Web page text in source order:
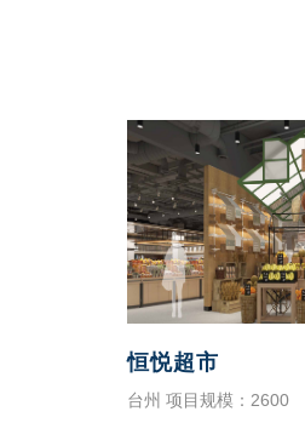
恒悦超市
台州 项目规模：2600